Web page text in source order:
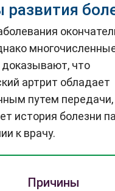
что
артрит обладает
путем передачи,
история болезни
к врачу.
Причины